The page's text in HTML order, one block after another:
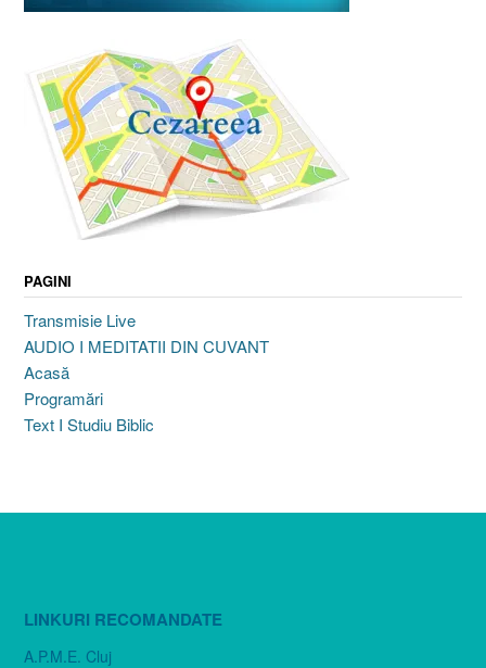
PAGINI
Transmisie Live
AUDIO I MEDITATII DIN CUVANT
Acasă
Programări
Text I Studiu Biblic
LINKURI RECOMANDATE
A.P.M.E. Cluj